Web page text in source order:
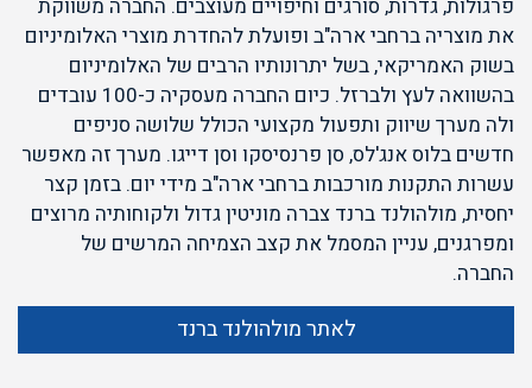
פרגולות, גדרות, סורגים וחיפויים מעוצבים. החברה משווקת
את מוצריה ברחבי ארה"ב ופועלת להחדרת מוצרי האלומיניום
בשוק האמריקאי, בשל יתרונותיו הרבים של האלומיניום
בהשוואה לעץ ולברזל. כיום החברה מעסקיה כ-100 עובדים
ולה מערך שיווק ותפעול מקצועי הכולל שלושה סניפים
חדשים בלוס אנג'לס, סן פרנסיסקו וסן דייגו. מערך זה מאפשר
עשרות התקנות מורכבות ברחבי ארה"ב מידי יום. בזמן קצר
יחסית, מולהולנד ברנד צברה מוניטין גדול ולקוחותיה מרוצים
ומפרגנים, עניין המסמל את קצב הצמיחה המרשים של
החברה.
לאתר מולהולנד ברנד